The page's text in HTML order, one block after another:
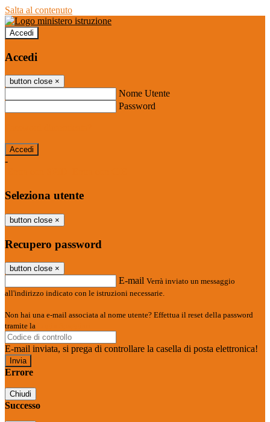
Salta al contenuto
Accedi
Accedi
button close ×
Nome Utente
Password
-
Seleziona utente
button close ×
Recupero password
button close ×
E-mail Verrà inviato un messaggio
all'indirizzo indicato con le istruzioni necessarie.
Non hai una e-mail associata al nome utente? Effettua il reset della password
tramite la
E-mail inviata, si prega di controllare la casella di posta elettronica!
Errore
Chiudi
Successo